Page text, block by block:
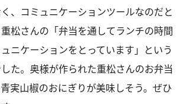
、コミュニケーションツールなのだと
松さんの「弁当を通してランチの時間
ニケーションをとっています」という
た。奥様が作られた重松さんのお弁当
実山椒のおにぎりが美味しそう。ぜひ